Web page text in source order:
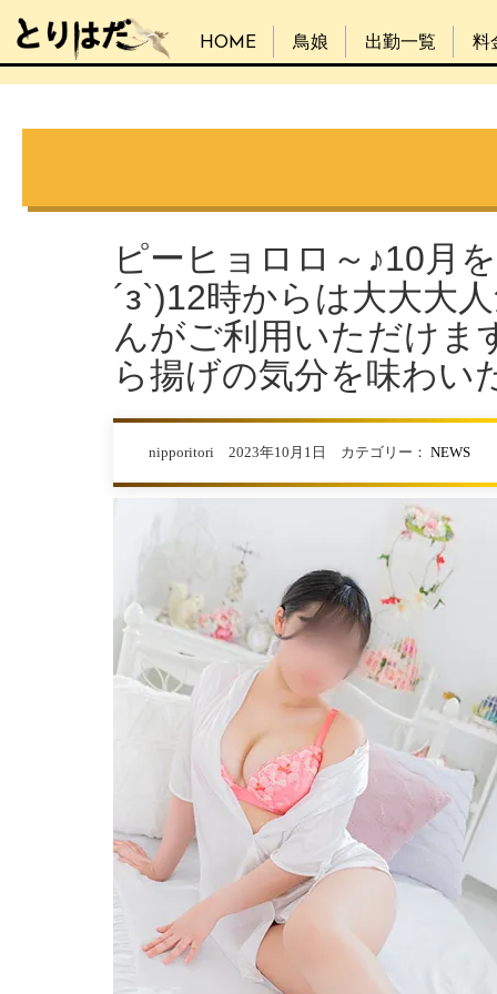
HOME 鳥娘 出勤一覧 料
ピーヒョロロ～♪10月
´з`)12時からは大大大
んがご利用いただけま
ら揚げの気分を味わい
nipporitori 2023年10月1日 カテゴリー： NEWS